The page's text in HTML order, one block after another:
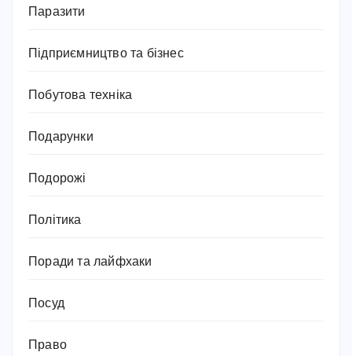
Паразити
Підприємництво та бізнес
Побутова техніка
Подарунки
Подорожі
Політика
Поради та лайфхаки
Посуд
Право